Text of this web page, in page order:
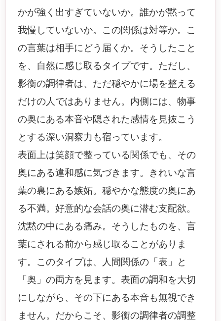
かが強く出すぎていないか。誰かが黙って
我慢していないか。この関係は対等か。こ
の言葉は相手にどう届くか。そうしたこと
を、自然に感じ取るタイプです。ただし、
影衡の調律者は、ただ穏やかに場を整える
だけの人ではありません。内側には、物事
の奥にある本音や隠された感情を見抜こう
とする深い洞察力も宿っています。
表面上は笑顔で整っている関係でも、その
奥にある違和感に気づきます。きれいな言
葉の裏にある嫉妬。穏やかな態度の奥にあ
る不満。好意的な会話の奥に潜む支配欲。
沈黙の中にある痛み。そうしたものを、言
葉にされる前から感じ取ることがありま
す。このタイプは、人間関係の「表」と
「奥」の両方を見ます。表面の調和を大切
にしながら、その下にある本音も無視でき
ません。だからこそ、影衡の調律者の調整